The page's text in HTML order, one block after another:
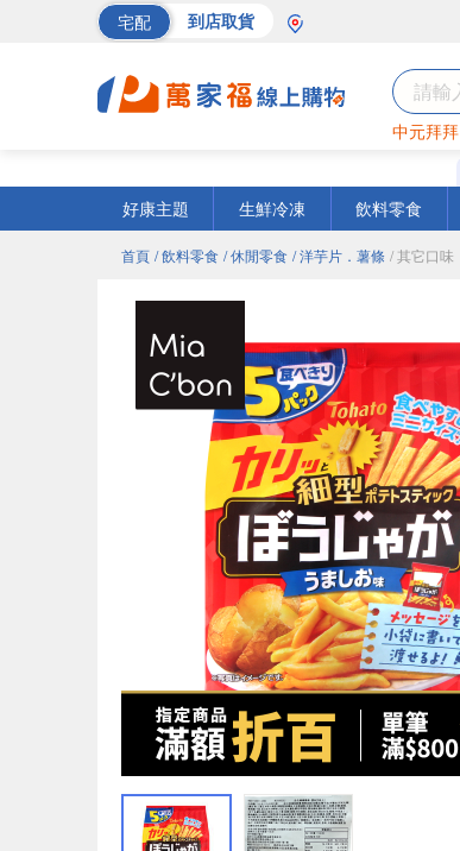
宅配 到店取貨
中元拜拜
好康主題
生鮮冷凍 飲料零食
首頁 / 飲料零食 / 休閒零食 / 洋芋片．薯條 / 其它口味